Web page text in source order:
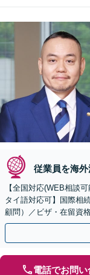
従業員を海
【全国対応(WEB相談
タイ語対応可】国際相
顧問）／ビザ・在留資
国人刑事事件など、幅
電話でお問い